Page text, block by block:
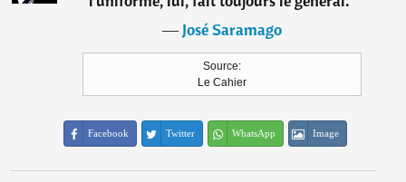
―José Saramago
Source:
Le Cahier
Facebook Twitter WhatsApp Image